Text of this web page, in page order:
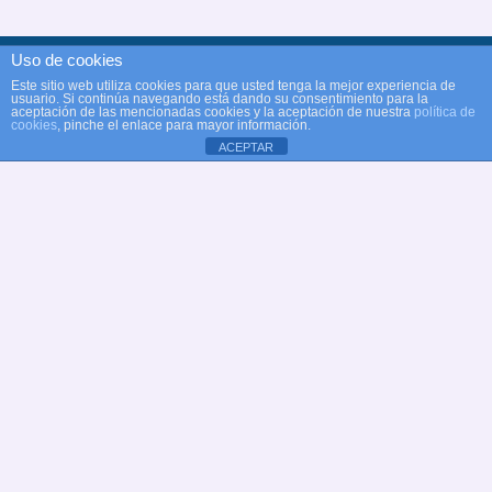
Uso de cookies
Este sitio web utiliza cookies para que usted tenga la mejor experiencia de
usuario. Si continúa navegando está dando su consentimiento para la
aceptación de las mencionadas cookies y la aceptación de nuestra política de
cookies, pinche el enlace para mayor información.
ACEPTAR